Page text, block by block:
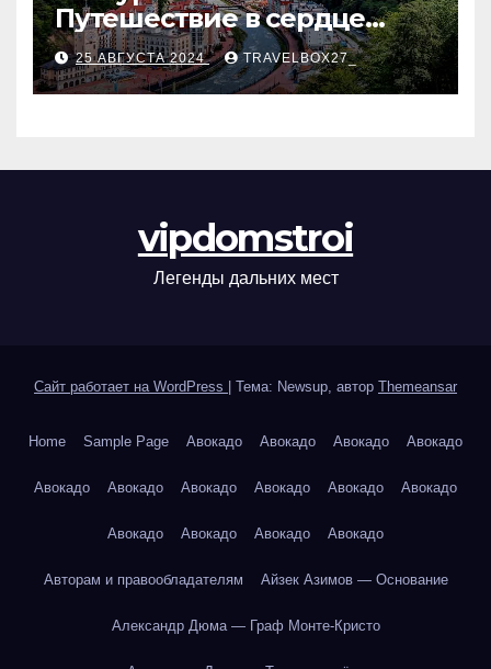
Путешествие в сердце
Черноморского курорта
25 АВГУСТА 2024 TRAVELBOX27_
vipdomstroi
Легенды дальних мест
Сайт работает на WordPress | Тема: Newsup, автор Themeansar
Home Sample Page Авокадо Авокадо Авокадо Авокадо
Авокадо Авокадо Авокадо Авокадо Авокадо Авокадо
Авокадо Авокадо Авокадо Авокадо
Авторам и правообладателям Айзек Азимов — Основание
Александр Дюма — Граф Монте-Кристо